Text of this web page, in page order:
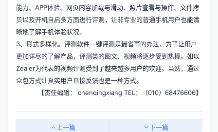
能力、APP体验、网页内容加载与滑动、照片查看与操作、文件拷
贝以及开机自启多方面进行评测，让非专业的普通手机用户也能清
晰地了解手机体验状况。
3、形式多样化。评测软件一键评测是最省事的办法，为了让用户
更加详尽的了解产品，评测类的图文、视频将逐步受到热捧。如以
Zealer为代表的视频评测受到了越来越多用户的欢迎。当然，通过
众包方式让真实用户直接反馈也是一种方式。
【责任编辑： chenqingxiang TEL：（010）68476606】
上一篇 下一篇